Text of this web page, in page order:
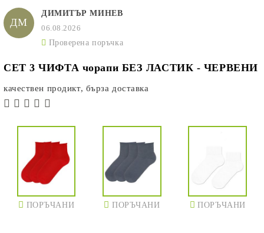
ДМ
ДИМИТЪР МИНЕВ
06.08.2026
Проверена поръчка
СЕТ 3 ЧИФТА чорапи БЕЗ ЛАСТИК - ЧЕРВЕНИ
качествен продикт, бърза доставка
ПОРЪЧАНИ ПОРЪЧАНИ ПОРЪЧАНИ